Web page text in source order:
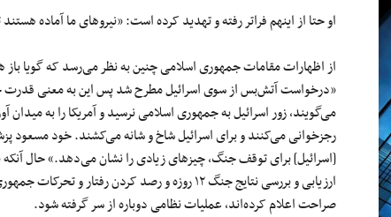
او حتا از اینهم فراتر رفته و تهدید کرده است: «نیروهای ما آماده‌
از اظهارات مقامات جمهوری اسلامی چنین به نظر می‌رسد که گویا
«درخواست آتش‌بس از سوی اسرائیل مطرح شد پس این به معنی قدرت
می‌گویند، زور اسرائیل به جمهوری اسلامی نرسید و آمریکا را به
رجزخوانی می‌کنند و برای اسرائیل شاخ و شانه می‌کشند. خود مسعود
[اسرائیل] برای توقف جنگ، چیزهای زیادی را نشان می‌دهد.» حال
ارزیابی‌ و بررسی نتایج جنگ ۱۲ روزه و رصد کردن
صراحت اعلام کرده‌اند، عملیات نظامی دوباره از سر گرفته شود.